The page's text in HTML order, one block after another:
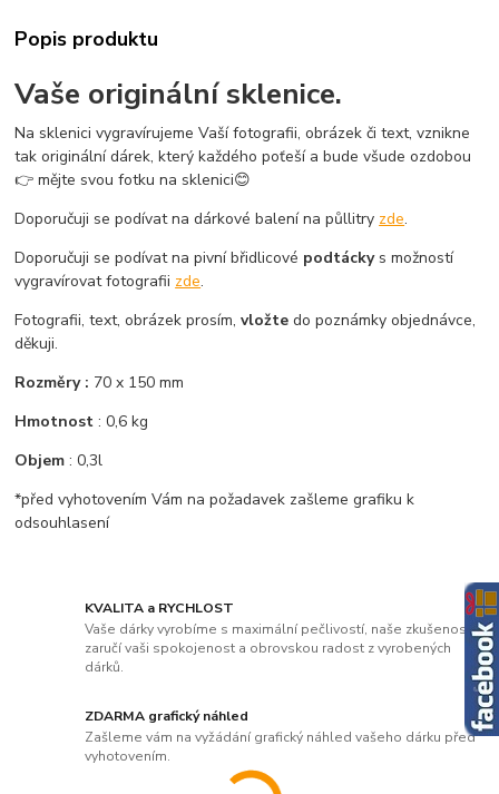
KVALITA a RYCHLOST
Vaše dárky vyrobíme s maximální pečlivostí, naše zkušenosti
zaručí vaši spokojenost a obrovskou radost z vyrobených
dárků.
ZDARMA grafický náhled
Zašleme vám na vyžádání grafický náhled vašeho dárku před
vyhotovením.
Popis produktu
Vaše originální sklenice.
Na sklenici vygravírujeme Vaší fotografii, obrázek či text, vznikne
tak originální dárek, který každého poťeší a bude všude ozdobou
👉 mějte svou fotku na sklenici😊
Doporučuji se podívat na dárkové balení na půllitry zde.
Doporučuji se podívat na pivní břidlicové podtácky s možností
vygravírovat fotografii zde.
Fotografii, text, obrázek prosím,vložtedo poznámky objednávce,
děkuji.
Rozměry : 70 x 150 mm
Hmotnost : 0,6 kg
Objem : 0,3l
*před vyhotovením Vám na požadavek zašleme grafiku k
odsouhlasení